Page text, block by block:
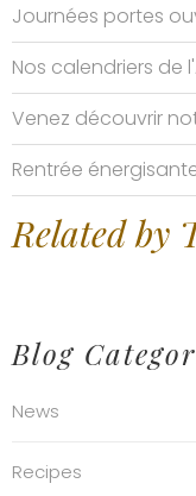
Journées portes
Nos calendriers de
Venez découvrir
Rentrée
Related by
Blog
News
Recipes